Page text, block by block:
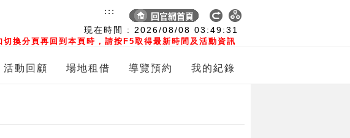
現在時間 : 2026/08/08 03:49:32
切換分頁再回到本頁時，請按F5取得最新時間及活動資訊
:::
活動回顧 場地租借 導覽預約 我的紀錄